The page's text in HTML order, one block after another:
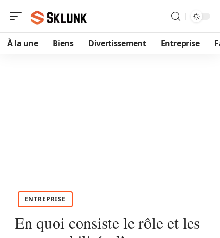
À la une Biens Divertissement Entreprise
ENTREPRISE
En quoi consiste le rôle et les